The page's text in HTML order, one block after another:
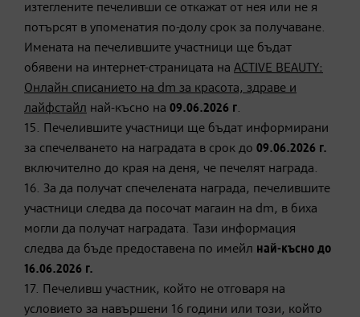
изтеглените печеливши се откажат от нея или не я
потърсят в упоменатия по-долу срок за получаване.
Имената на печелившите участници ще бъдат
обявени на интернет-страницата на ACTIVE BEAUTY:
Онлайн списанието на dm за красота, здраве и
лайфстайл най-късно на 09.06.2026 г.
15. Печелившите участници ще бъдат информирани
за спечелването на наградата в срок до 09.06.2026 г.
включително до края на деня, че печелят награда.
16. За да получат спечелената награда, печелившите
участници следва да посочат магаин на dm, в биха
могли да получат наградата. Тази информация
следва да бъде предоставена по имейл най-късно до
16.06.2026 г.
17. Печеливш участник, който не отговаря на
условието за навършени 16 години или този, който